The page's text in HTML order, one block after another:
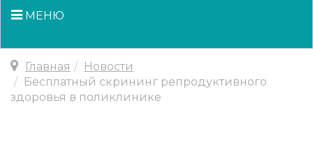
МЕНЮ
Главная
Новости
Бесплатный скрининг репродуктивного
здоровья в поликлинике